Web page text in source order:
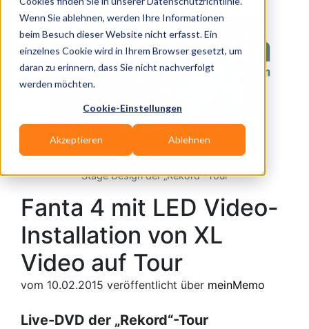
Wenn Sie ablehnen, werden Ihre Informationen
beim Besuch dieser Website nicht erfasst. Ein
einzelnes Cookie wird in Ihrem Browser gesetzt, um
daran zu erinnern, dass Sie nicht nachverfolgt
werden möchten.
Cookie-Einstellungen
Akzeptieren Ablehnen
zurück zur News-Übersicht
Stage Design der „Rekord“-Tour
Fanta 4 mit LED Video-
Installation von XL
Video auf Tour
vom 10.02.2015 veröffentlicht über meinMemo
Live-DVD der „Rekord“-Tour